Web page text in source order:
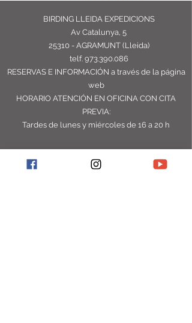
BIRDING LLEIDA EXPEDICIONS
Av Catalunya, 5
25310 - AGRAMUNT (Lleida)
telf. 973.390.086
RESERVAS E INFORMACIÓN a través de la página
web
HORARIO ATENCIÓN EN OFICINA CON CITA
PREVIA:
Tardes de lunes y miércoles de 16 a 20 h